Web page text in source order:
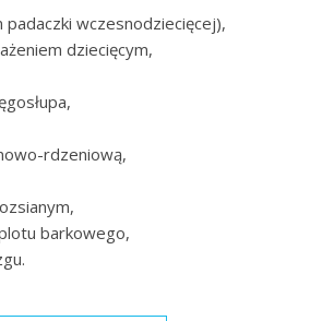
wczesnodziecięcej),
dziecięcym,
rdzeniową,
barkowego,